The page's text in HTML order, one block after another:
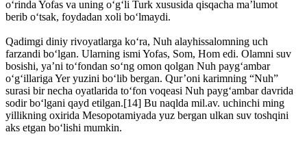
o‘rinda Yofas va uning o‘g‘li Turk xususida qisqacha ma’lumot
berib o‘tsak, foydadan xoli bo‘lmaydi.
Qadimgi diniy rivoyatlarga ko‘ra, Nuh alayhissalomning uch
farzandi bo‘lgan. Ularning ismi Yofas, Som, Hom edi. Olamni suv
bosishi, ya’ni to‘fondan so‘ng omon qolgan Nuh payg‘ambar
o‘g‘illariga Yer yuzini bo‘lib bergan. Qur’oni karimning “Nuh”
surasi bir necha oyatlarida to‘fon voqeasi Nuh payg‘ambar davrida
sodir bo‘lgani qayd etilgan.[14] Bu naqlda mil.av. uchinchi ming
yillikning oxirida Mesopotamiyada yuz bergan ulkan suv toshqini
aks etgan bo‘lishi mumkin.